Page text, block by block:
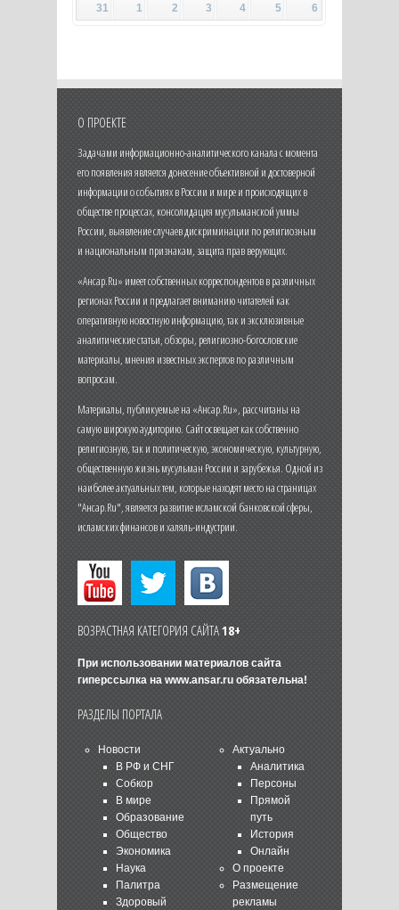
31
1 2 3 4 5 6
О ПРОЕКТЕ
Задачами информационно-аналитического канала с момента
его появления является донесение объективной и достоверной
информации о событиях в России и мире и происходящих в
обществе процессах, консолидация мусульманской уммы
России, выявление случаев дискриминации по религиозным
и национальным признакам, защита прав верующих.
«Ансар.Ru» имеет собственных корреспондентов в различных
регионах России и предлагает вниманию читателей как
оперативную новостную информацию, так и эксклюзивные
аналитические статьи, обзоры, религиозно-богословские
материалы, мнения известных экспертов по различным
вопросам.
Материалы, публикуемые на «Ансар.Ru», рассчитаны на
самую широкую аудиторию. Сайт освещает как собственно
религиозную, так и политическую, экономическую, культурную,
общественную жизнь мусульман России и зарубежья. Одной из
наиболее актуальных тем, которые находят место на страницах
"Ансар.Ru", является развитие исламской банковской сферы,
исламских финансов и халяль-индустрии.
ВОЗРАСТНАЯ КАТЕГОРИЯ САЙТА18+
При использовании материалов сайта
гиперссылка на www.ansar.ruобязательна!
РАЗДЕЛЫ ПОРТАЛА
Новости
В РФ и СНГ
Собкор
В мире
Образование
Общество
Экономика
Наука
Палитра
Здоровый
Актуально
Аналитика
Персоны
Прямой
путь
История
Онлайн
О проекте
Размещение
рекламы